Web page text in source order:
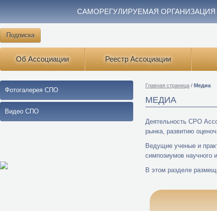
САМОРЕГУЛИРУЕМАЯ
Подписка
Об Ассоциации Реестр Ассоциации
Фотогалерея СПО
Видео СПО
Главная страница / Медиа
МЕДИА
Деятельность СРО
рынка, развитию
Ведущие ученые и
симпозиумов научного
В этом разделе